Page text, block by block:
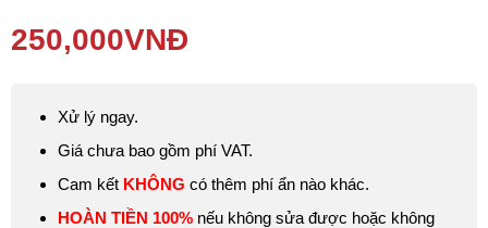
ảnh hưởng đến ngoại hình mà còn có thể gây hỏng các linh kiện
bên trong máy. Lúc này bạn cần phải
250,000VNĐ
Xử lý ngay.
Giá chưa bao gồm phí VAT.
Cam kết KHÔNG có thêm phí ẩn nào khác.
HOÀN TIỀN 100% nếu không sửa được hoặc không